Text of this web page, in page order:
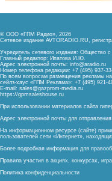
© ООО «ГПМ Радио», 2026
Сетевое издание AVTORADIO.RU,
Учредитель сетевого издания: Общество
Главный редактор: Ипатова И.Ю.
Адрес электронной почты: info@aradio.ru
Номер телефона редакции: +7 (495) 937-
По всем вопросам размещения рекламы
сейлз-хаус «ГПМ Реклама»: +7 (495) 921-
E-mail: sales@gazprom-media.ru
https://gpmsaleshouse.ru
При использовании материалов сайта
Адрес электронной почты для
На информационном ресурсе (сайте)
пользователей сети «Интернет»,
Более подробная информация для
Правила участия в акциях, конкурсах,
Политика конфиденциальности